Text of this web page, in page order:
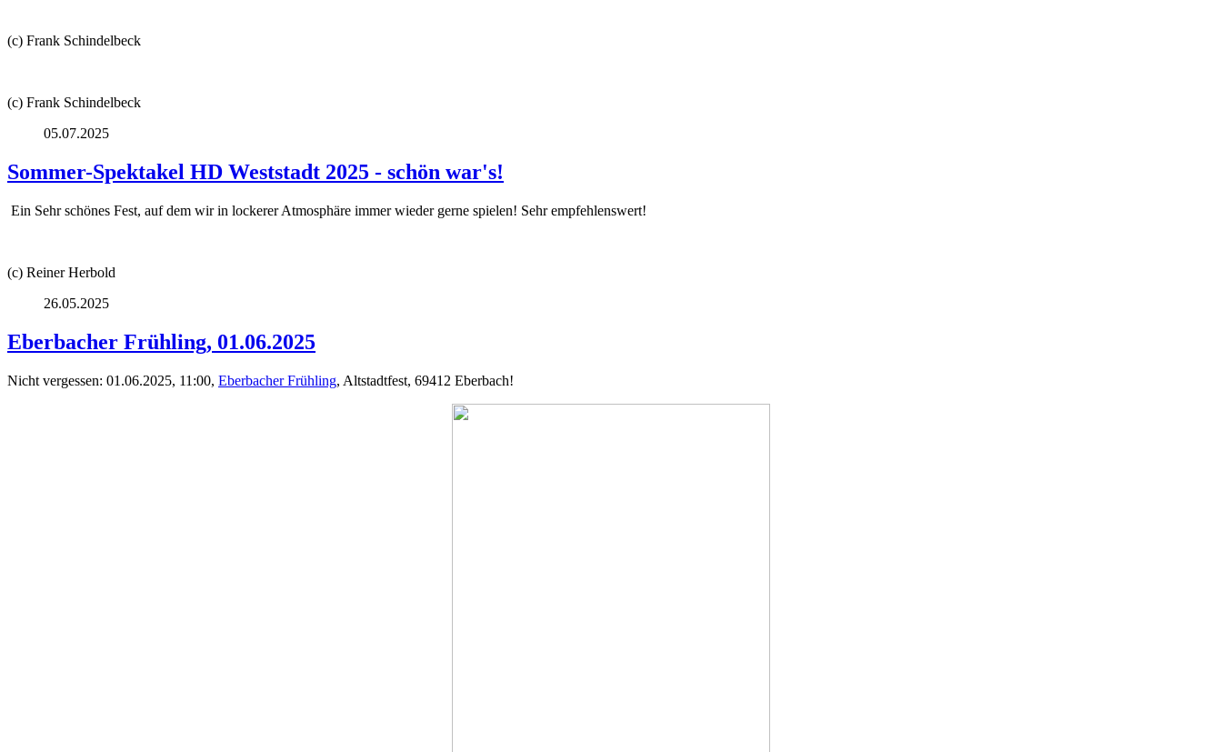
(c) Frank Schindelbeck
(c) Frank Schindelbeck
05.07.2025
Sommer-Spektakel HD Weststadt 2025 - schön war's!
Ein Sehr schönes Fest, auf dem wir in lockerer Atmosphäre immer wieder gerne spielen! Sehr empfehlenswert!
(c) Reiner Herbold
26.05.2025
Eberbacher Frühling, 01.06.2025
Nicht vergessen: 01.06.2025, 11:00, Eberbacher Frühling, Altstadtfest, 69412 Eberbach!